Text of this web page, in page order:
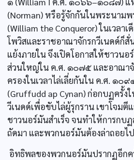
(Norman) หรือรู้จักกันในพระนามพ
(William the Conqueror) ในเวลา
โพวิสและราชอาณาจักรกวีเนดด์ก็สั่
แย้งภายใน จึงเปิดโอกาสให้ชาวน
ส่วนใหญ่ใน ค.ศ. ๑๐๗๕ และอาณาจั
ครองในเวลาไล่เลี่ยกันใน ค.ศ. ๑
(Gruffudd ap Cynan) ก่อกบฏครั้
วีเนดด์เพื่อขับไล่ผู้รุกราน เขาโจมตี
ชาวนอร์มันสำเร็จ จนทำให้การกบ
ถัดมา และพวกนอร์มันต้องล่าถอยไ
อิทธิพลของพวกนอร์มันปรากฏอีก